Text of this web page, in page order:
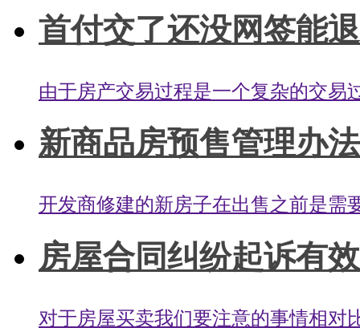
首付交了还没网签能
由于房产交易过程是一个复杂的交易
新商品房预售管理办
开发商修建的新房子在出售之前是需
房屋合同纠纷起诉有
对于房屋买卖我们要注意的事情相对